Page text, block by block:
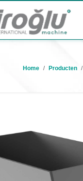
Home Producten